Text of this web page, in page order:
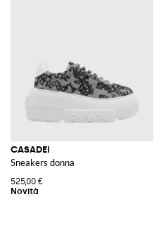
CASADEI
Sneakers donna
525,00 €